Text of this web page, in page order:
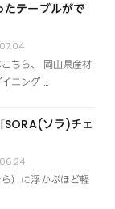
たテーブルがで
ちら、 岡山県産材
ニング …
SORA(ソラ)チェ
ら）に浮かぶほど軽